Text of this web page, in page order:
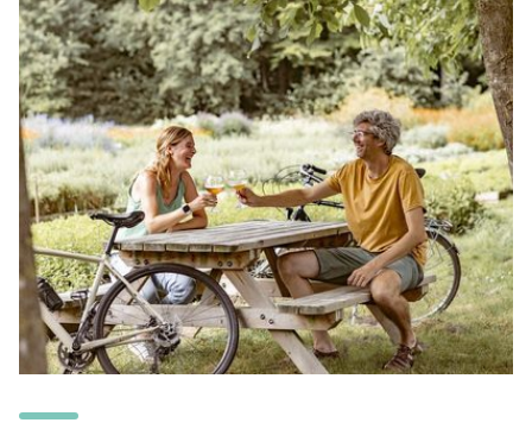
Fietsroute Zaak De Zutter
LEES MEER
DOEN